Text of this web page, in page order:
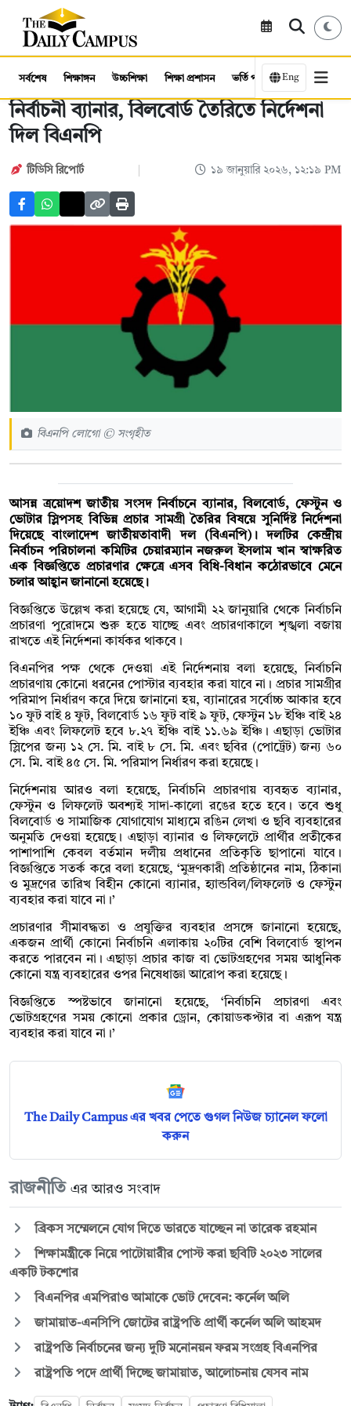
সর্বশেষ শিক্ষাঙ্গন উচ্চশিক্ষা শিক্ষা প্রশাসন ভর্তি পরীক্ষা কর্মসংস্থান
Eng
নির্বাচনী ব্যানার, বিলবোর্ড তৈরিতে নির্দেশনা
দিল বিএনপি
টিডিসি রিপোর্ট ১৯ জানুয়ারি ২০২৬, ১২:১৯ PM
বিএনপি লোগো © সংগৃহীত
আসন্ন ত্রয়োদশ জাতীয় সংসদ নির্বাচনে ব্যানার, বিলবোর্ড, ফেস্টুন ও
ভোটার স্লিপসহ বিভিন্ন প্রচার সামগ্রী তৈরির বিষয়ে সুনির্দিষ্ট নির্দেশনা
দিয়েছে বাংলাদেশ জাতীয়তাবাদী দল (বিএনপি)। দলটির কেন্দ্রীয়
নির্বাচন পরিচালনা কমিটির চেয়ারম্যান নজরুল ইসলাম খান স্বাক্ষরিত
এক বিজ্ঞপ্তিতে প্রচারণার ক্ষেত্রে এসব বিধি-বিধান কঠোরভাবে মেনে
চলার আহ্বান জানানো হয়েছে।
বিজ্ঞপ্তিতে উল্লেখ করা হয়েছে যে, আগামী ২২ জানুয়ারি থেকে নির্বাচনি
প্রচারণা পুরোদমে শুরু হতে যাচ্ছে এবং প্রচারণাকালে শৃঙ্খলা বজায়
রাখতে এই নির্দেশনা কার্যকর থাকবে।
বিএনপির পক্ষ থেকে দেওয়া এই নির্দেশনায় বলা হয়েছে, নির্বাচনি
প্রচারণায় কোনো ধরনের পোস্টার ব্যবহার করা যাবে না। প্রচার সামগ্রীর
পরিমাপ নির্ধারণ করে দিয়ে জানানো হয়, ব্যানারের সর্বোচ্চ আকার হবে
১০ ফুট বাই ৪ ফুট, বিলবোর্ড ১৬ ফুট বাই ৯ ফুট, ফেস্টুন ১৮ ইঞ্চি বাই ২৪
ইঞ্চি এবং লিফলেট হবে ৮.২৭ ইঞ্চি বাই ১১.৬৯ ইঞ্চি। এছাড়া ভোটার
স্লিপের জন্য ১২ সে. মি. বাই ৮ সে. মি. এবং ছবির (পোর্ট্রেট) জন্য ৬০
সে. মি. বাই ৪৫ সে. মি. পরিমাপ নির্ধারণ করা হয়েছে।
নির্দেশনায় আরও বলা হয়েছে, নির্বাচনি প্রচারণায় ব্যবহৃত ব্যানার,
ফেস্টুন ও লিফলেট অবশ্যই সাদা-কালো রঙের হতে হবে। তবে শুধু
বিলবোর্ড ও সামাজিক যোগাযোগ মাধ্যমে রঙিন লেখা ও ছবি ব্যবহারের
অনুমতি দেওয়া হয়েছে। এছাড়া ব্যানার ও লিফলেটে প্রার্থীর প্রতীকের
পাশাপাশি কেবল বর্তমান দলীয় প্রধানের প্রতিকৃতি ছাপানো যাবে।
বিজ্ঞপ্তিতে সতর্ক করে বলা হয়েছে, ‘মুদ্রণকারী প্রতিষ্ঠানের নাম, ঠিকানা
ও মুদ্রণের তারিখ বিহীন কোনো ব্যানার, হ্যান্ডবিল/লিফলেট ও ফেস্টুন
ব্যবহার করা যাবে না।’
প্রচারণার সীমাবদ্ধতা ও প্রযুক্তির ব্যবহার প্রসঙ্গে জানানো হয়েছে,
একজন প্রার্থী কোনো নির্বাচনি এলাকায় ২০টির বেশি বিলবোর্ড স্থাপন
করতে পারবেন না। এছাড়া প্রচার কাজ বা ভোটগ্রহণের সময় আধুনিক
কোনো যন্ত্র ব্যবহারের ওপর নিষেধাজ্ঞা আরোপ করা হয়েছে।
বিজ্ঞপ্তিতে স্পষ্টভাবে জানানো হয়েছে, ‘নির্বাচনি প্রচারণা এবং
ভোটগ্রহণের সময় কোনো প্রকার ড্রোন, কোয়াডকপ্টার বা এরূপ যন্ত্র
ব্যবহার করা যাবে না।’
The Daily Campus এর খবর পেতে গুগল নিউজ চ্যানেল ফলো
করুন
রাজনীতি এর আরও সংবাদ
ব্রিকস সম্মেলনে যোগ দিতে ভারতে যাচ্ছেন না তারেক রহমান
শিক্ষামন্ত্রীকে নিয়ে পাটোয়ারীর পোস্ট করা ছবিটি ২০২৩ সালের
একটি টকশোর
বিএনপির এমপিরাও আমাকে ভোট দেবেন: কর্নেল অলি
জামায়াত-এনসিপি জোটের রাষ্ট্রপতি প্রার্থী কর্নেল অলি আহমদ
রাষ্ট্রপতি নির্বাচনের জন্য দুটি মনোনয়ন ফরম সংগ্রহ বিএনপির
রাষ্ট্রপতি পদে প্রার্থী দিচ্ছে জামায়াত, আলোচনায় যেসব নাম